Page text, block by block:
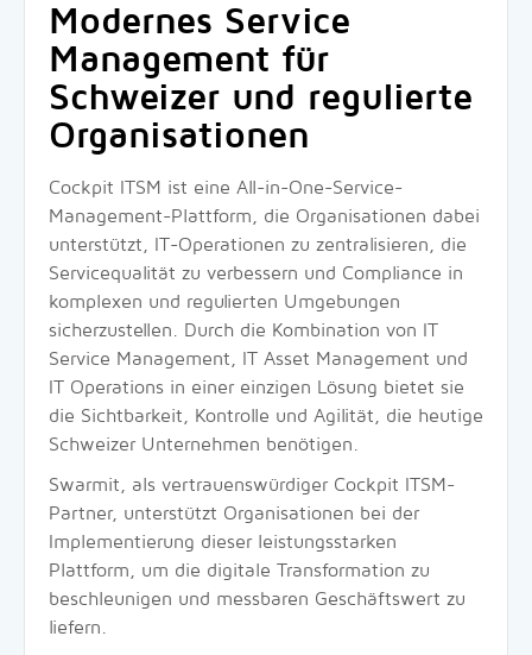
Modernes Service
Management für
Schweizer und regulierte
Organisationen
Cockpit ITSM ist eine All-in-One-Service-
Management-Plattform, die Organisationen dabei
unterstützt, IT-Operationen zu zentralisieren, die
Servicequalität zu verbessern und Compliance in
komplexen und regulierten Umgebungen
sicherzustellen. Durch die Kombination von IT
Service Management, IT Asset Management und
IT Operations in einer einzigen Lösung bietet sie
die Sichtbarkeit, Kontrolle und Agilität, die heutige
Schweizer Unternehmen benötigen.
Swarmit, als vertrauenswürdiger Cockpit ITSM-
Partner, unterstützt Organisationen bei der
Implementierung dieser leistungsstarken
Plattform, um die digitale Transformation zu
beschleunigen und messbaren Geschäftswert zu
liefern.